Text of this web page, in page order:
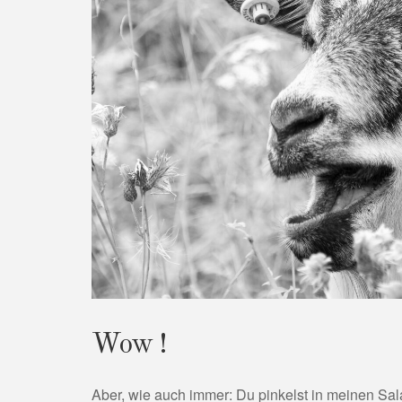
Wow !
Aber, wie auch immer: Du pinkelst in meinen